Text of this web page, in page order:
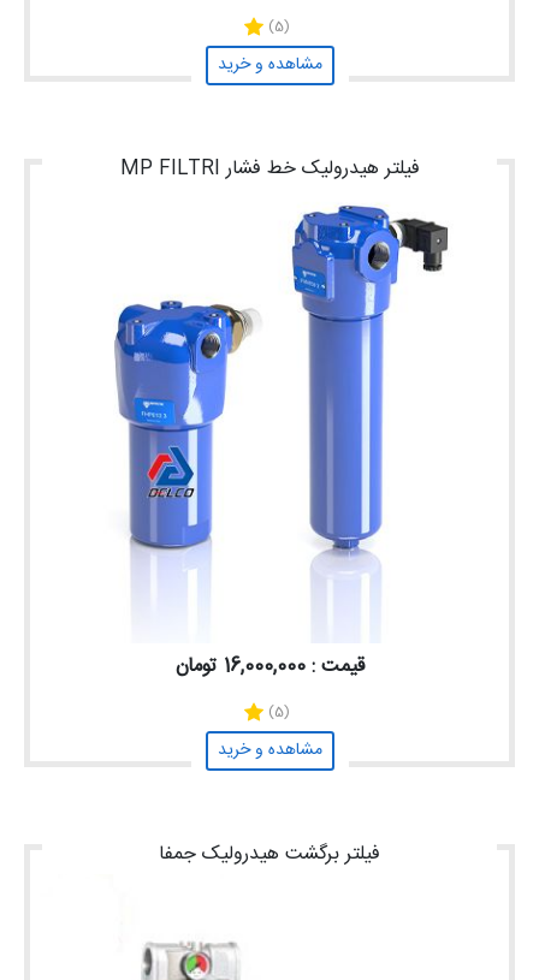
(5)
مشاهده و خرید
فیلتر هیدرولیک خط فشار MP FILTRI
قیمت : 16,000,000 تومان
(5)
مشاهده و خرید
فیلتر برگشت هیدرولیک جمفا